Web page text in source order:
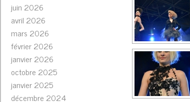
juin 2026
avril 2026
mars 2026
février 2026
janvier 2026
octobre 2025
janvier 2025
décembre 2024